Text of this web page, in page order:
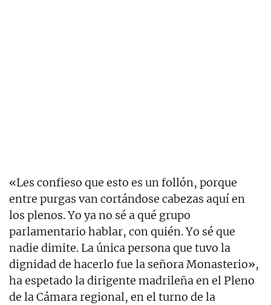
«Les confieso que esto es un follón, porque
entre purgas van cortándose cabezas aquí en
los plenos. Yo ya no sé a qué grupo
parlamentario hablar, con quién. Yo sé que
nadie dimite. La única persona que tuvo la
dignidad de hacerlo fue la señora Monasterio»,
ha espetado la dirigente madrileña en el Pleno
de la Cámara regional, en el turno de la